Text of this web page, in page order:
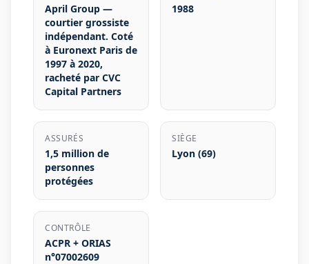
April Group —
courtier grossiste
indépendant. Coté
à Euronext Paris de
1997 à 2020,
racheté par CVC
Capital Partners
1988
ASSURÉS
1,5 million de
personnes
protégées
SIÈGE
Lyon (69)
CONTRÔLE
ACPR + ORIAS
n°07002609